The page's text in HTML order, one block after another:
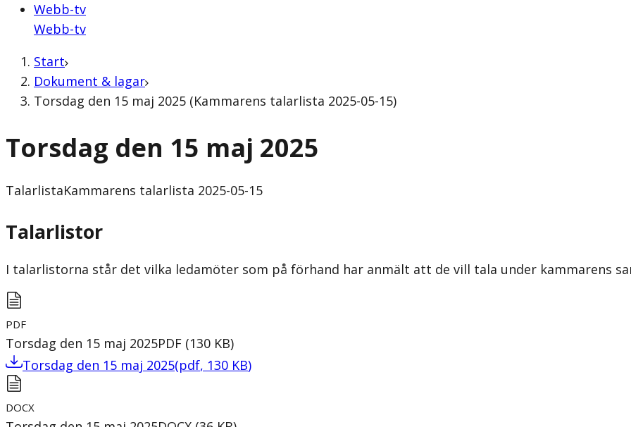
Webb-tv
Webb-tv
Start
Dokument & lagar
Torsdag den 15 maj 2025 (Kammarens talarlista 2025-05-15)
Torsdag den 15 maj 2025
TalarlistaKammarens talarlista 2025-05-15
Talarlistor
I talarlistorna står det vilka ledamöter som på förhand har anmält att de vill tala under kammarens
PDF
Torsdag den 15 maj 2025PDF (130 KB)
Torsdag den 15 maj 2025(pdf, 130 KB)
DOCX